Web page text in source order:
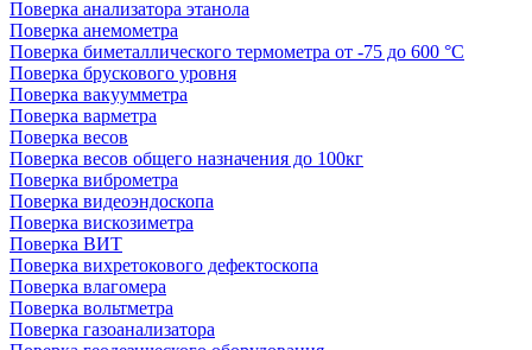
Поверка анализатора этанола
Поверка анемометра
Поверка биметаллического термометра от -75 до 600 °С
Поверка брускового уровня
Поверка вакуумметра
Поверка варметра
Поверка весов
Поверка весов общего назначения до 100кг
Поверка виброметра
Поверка видеоэндоскопа
Поверка вискозиметра
Поверка ВИТ
Поверка вихретокового дефектоскопа
Поверка влагомера
Поверка вольтметра
Поверка газоанализатора